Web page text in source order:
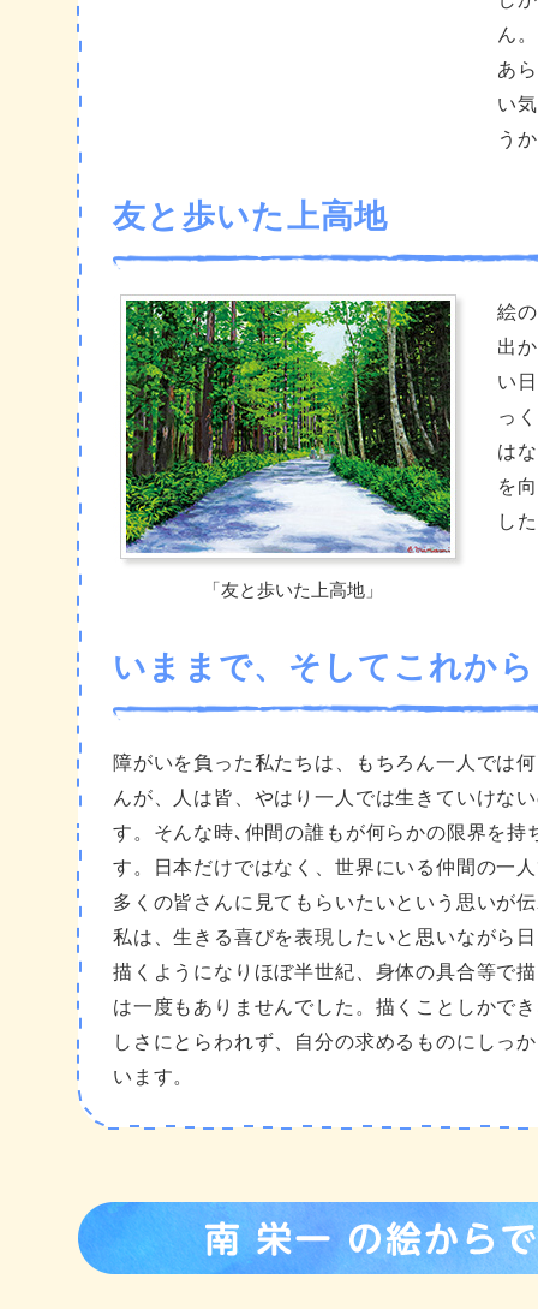
ん
あ
い
う
友と歩いた上高地
「友と歩いた上高地」
絵
出
い
っ
は
を
し
いままで、そしてこれから
障がいを負った私たちは、もちろん一人では
んが、人は皆、やはり一人では生きていけな
す。そんな時､仲間の誰もが何らかの限界を
す。日本だけではなく、世界にいる仲間の一
多くの皆さんに見てもらいたいという思いが
私は、生きる喜びを表現したいと思いながら
描くようになりほぼ半世紀、身体の具合等で
は一度もありませんでした。描くことしかで
しさにとらわれず、自分の求めるものにしっ
います。